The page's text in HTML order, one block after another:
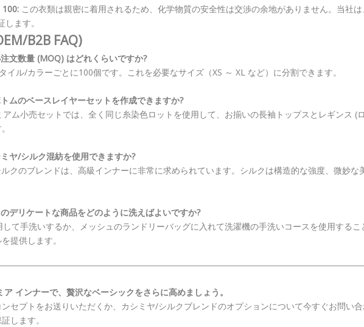
100: この衣類は親密に着用されるため、化学物質の安全性は交渉の余地がありません。当社
ます。
B2B FAQ)
文数量 (MOQ) はどれくらいですか?
イル/カラーごとに100個です。これを必要なサイズ（XS ～ XL など）に分割できます。
ムのベースレイヤーセットを作成できますか?
アム小売セットでは、全く同じ糸染色ロットを使用して、お揃いの長袖トップスとレギンス
ヤ/シルク混紡を使用できますか?
クのブレンドは、高級インナーに非常に求められています。シルクは構造的な強度、微妙
デリケートな商品をどのように洗えばよいですか?
て手洗いするか、メッシュのランドリーバッグに入れて洗濯機の手洗いコースを使用する
提供します。
インナーで、贅沢なベーシックをさらに高めましょう。
セプトをお送りいただくか、カシミヤ/シルクブレンドのオプションについて今すぐお問い
します。